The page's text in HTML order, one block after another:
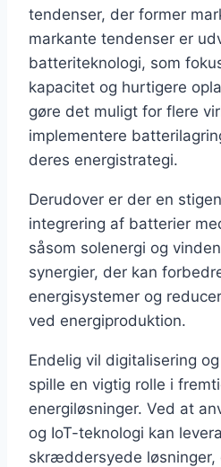
tendenser, der former
markante tendenser er
batteriteknologi, som
kapacitet og hurtigere
gøre det muligt for flere
implementere
deres energistrategi.
Derudover er der en
integrering af batterier
såsom solenergi og
synergier, der kan
energisystemer og
ved energiproduktion.
Endelig vil digitalisering
spille en vigtig rolle i
energiløsninger. Ved at
og IoT-teknologi kan
skræddersyede løsninger,